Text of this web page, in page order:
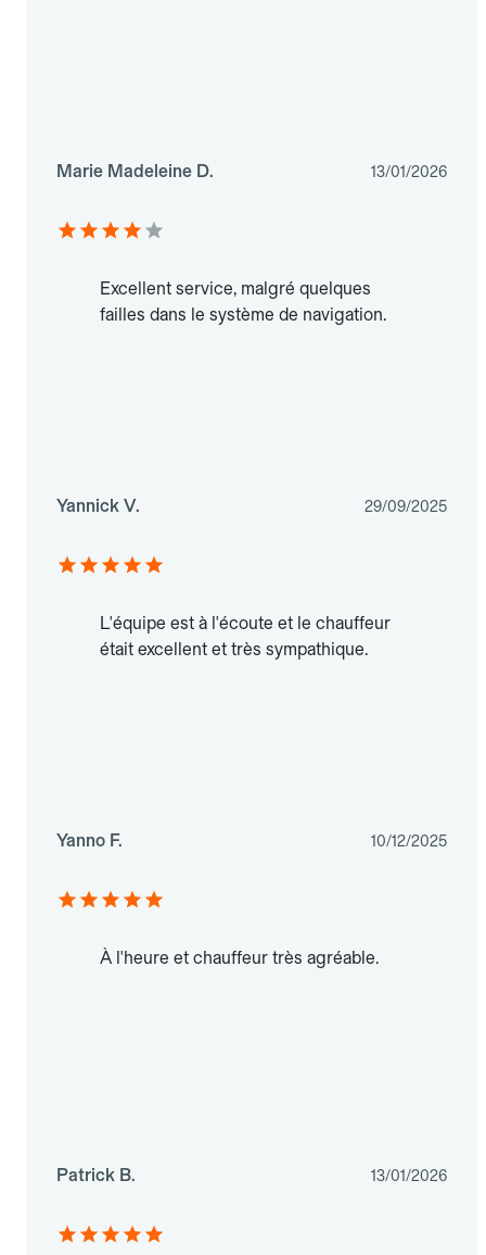
Marie Madeleine D. 13/01/2026
Excellent service, malgré quelques
failles dans le système de navigation.
Yannick V. 29/09/2025
L'équipe est à l'écoute et le chauffeur
était excellent et très sympathique.
Yanno F. 10/12/2025
À l'heure et chauffeur très agréable.
Patrick B. 13/01/2026